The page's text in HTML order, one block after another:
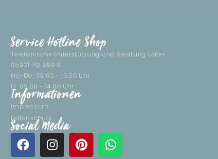
Service Hotline Shop
Telefonische Unterstützung und Beratung unter:
05921 713 999 0
Mo-Do: 09:00 - 15:00 Uhr
Fr: 09:00 - 14:00 Uhr
Informationen
Impressum
Datenschutz
Social Media